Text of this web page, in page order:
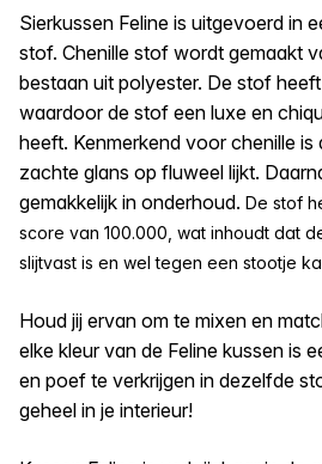
Sierkussen Feline is uitgevoerd in
stof. Chenille stof wordt gemaakt
bestaan uit polyester. De stof heeft
waardoor de stof een luxe en
heeft. Kenmerkend voor chenille is
zachte glans op fluweel lijkt.
gemakkelijk in onderhoud. De stof
score van 100.000, wat inhoudt dat
slijtvast is en wel tegen een stootje
Houd jij ervan om te mixen en
elke kleur van de Feline kussen is
en poef te verkrijgen in dezelfde
geheel in je interieur!